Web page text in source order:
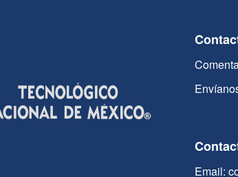
Email: